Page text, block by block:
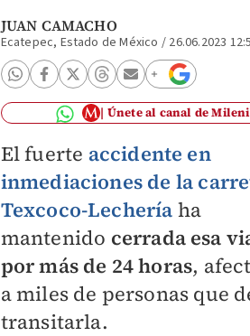
JUAN CAMACHO
Ecatepec, Estado de México / 26.06.2023
Únete al canal de
El fuerte accidente en
inmediaciones de la
Texcoco-Lechería ha
mantenido cerrada esa
por más de 24 horas,
a miles de personas que
transitarla.